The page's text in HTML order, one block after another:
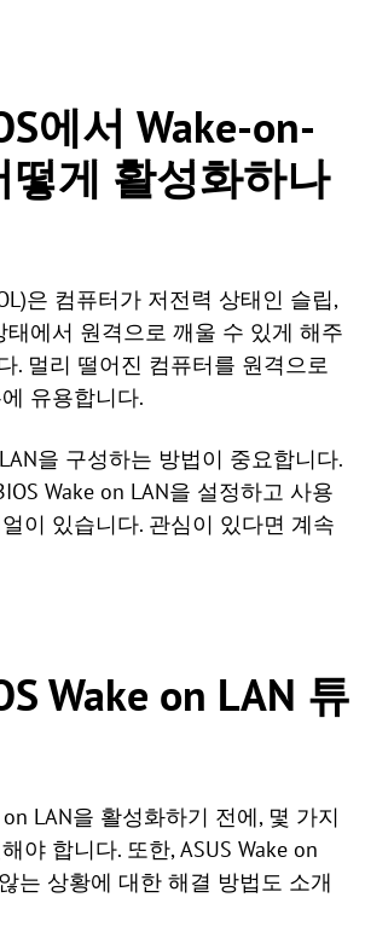
에서 Wake-on-
떻게 활성화하나
은 컴퓨터가 저전력 상태인 슬립,
태에서 원격으로 깨울 수 있게 해주
. 멀리 떨어진 컴퓨터를 원격으로
유용합니다.
을 구성하는 방법이 중요합니다.
Wake on LAN을 설정하고 사용
이 있습니다. 관심이 있다면 계속
Wake on LAN 튜
on LAN을 활성화하기 전에, 몇 가지
야 합니다. 또한, ASUS Wake on
는 상황에 대한 해결 방법도 소개